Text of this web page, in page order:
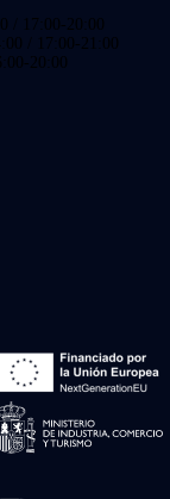
/ 17:00-20:00
/ 17:00-21:00
20:00